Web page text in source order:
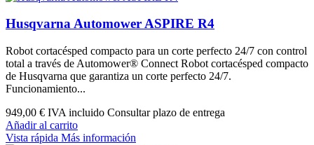
Husqvarna Automower ASPIRE R4
Robot cortacésped compacto para un corte perfecto 24/7 con control
total a través de Automower® Connect Robot cortacésped compacto
de Husqvarna que garantiza un corte perfecto 24/7.
Funcionamiento...
949,00 € IVA incluido Consultar plazo de entrega
Añadir al carrito
Vista rápida Más información